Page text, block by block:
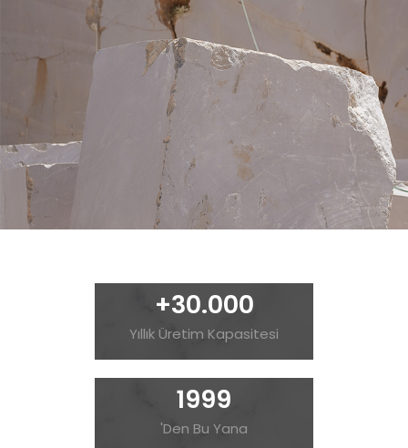
Yıllık Üretim Kapasitesi
+30.000
'Den Bu Yana
1999